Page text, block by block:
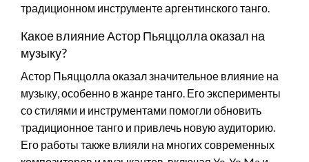
традиционном инструменте аргентинского танго.
Какое влияние Астор Пьяццолла оказал на
музыку?
Астор Пьяццолла оказал значительное влияние на
музыку, особенно в жанре танго. Его эксперименты
со стилями и инструментами помогли обновить
традиционное танго и привлечь новую аудиторию.
Его работы также влияли на многих современных